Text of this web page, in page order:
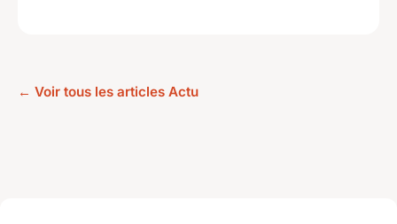
← Voir tous les articles Actu